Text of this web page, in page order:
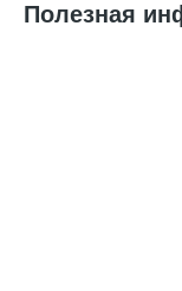
Полезная